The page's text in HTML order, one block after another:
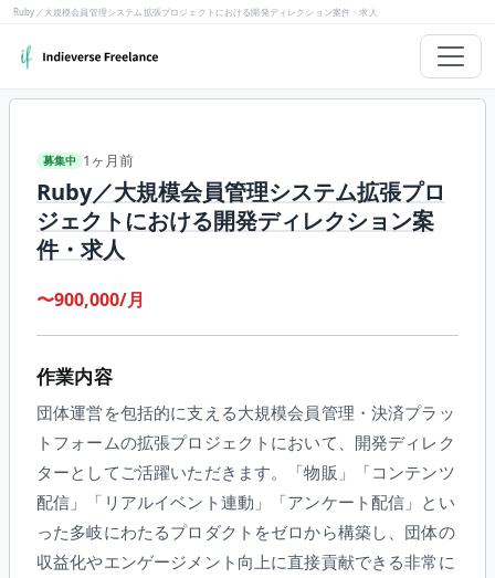
Ruby／大規模会員管理システム拡張プロジェクトにおける開発ディレクション案件・求人
募集中 1ヶ月前
Ruby／大規模会員管理システム拡張プロ
ジェクトにおける開発ディレクション案
件・求人
〜900,000/月
作業内容
団体運営を包括的に支える大規模会員管理・決済プラッ
トフォームの拡張プロジェクトにおいて、開発ディレク
ターとしてご活躍いただきます。「物販」「コンテンツ
配信」「リアルイベント連動」「アンケート配信」とい
った多岐にわたるプロダクトをゼロから構築し、団体の
収益化やエンゲージメント向上に直接貢献できる非常に